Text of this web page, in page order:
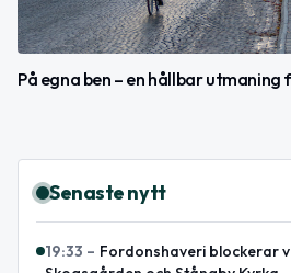
På egna ben – en hållbar utmaning
Senaste nytt
19:33 – Fordonshaveri blockerar